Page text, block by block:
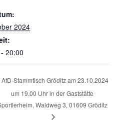
2024
20:00
AfD-Stammtisch Gröditz am 23.10.2024
um 19.00 Uhr in der Gaststätte
Waldweg 3, 01609 Gröditz